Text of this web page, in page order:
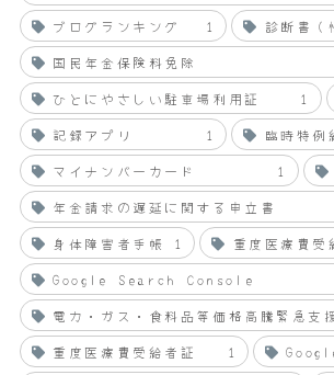
ブログランキング
1 診断書（
国民年金保険料免除
ひとにやさしい駐車場利用証
1
記録アプリ
1 臨時特例
マイナンバーカード
1
年金請求の遅延に関する申立書
身体障害者手帳
1 重度医療費受
Google Search Console
電力・ガス・食料品等価格高騰緊急支
重度医療費受給者証
1